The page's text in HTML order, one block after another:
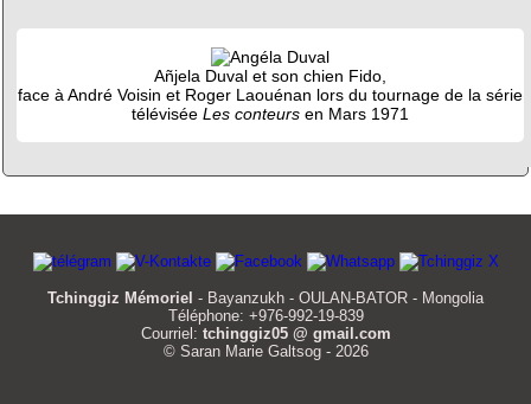
Añjela Duval et son chien Fido,
face à André Voisin et Roger Laouénan lors du tournage de la série
télévisée Les conteursen Mars 1971
Tchinggiz Mémoriel - Bayanzukh - OULAN-BATOR - Mongolia
Téléphone: +976-992-19-839
Courriel: tchinggiz05 @ gmail.com
© Saran Marie Galtsog - 2026